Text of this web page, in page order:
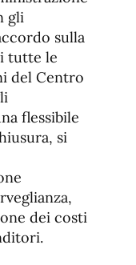
gli
sulla
tutte le
del Centro
flessibile
si
dei costi